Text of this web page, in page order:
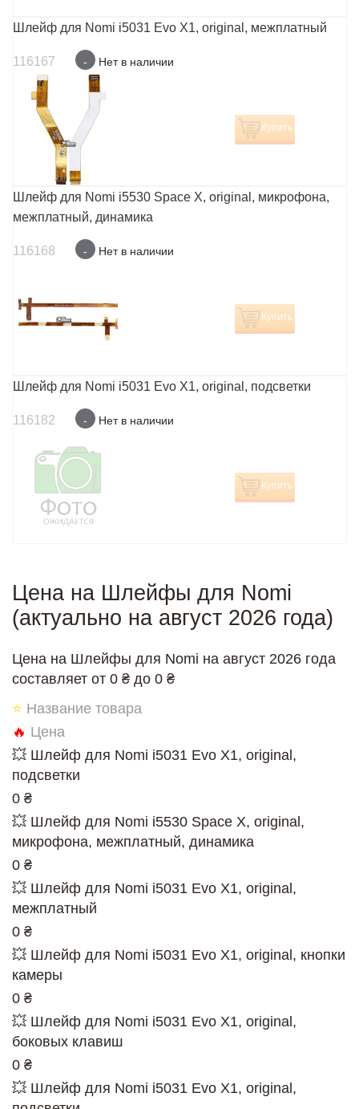
Шлейф для Nomi i5031 Evo X1, original, межплатный
116167 - Нет в наличии
Купить
Шлейф для Nomi i5530 Space X, original, микрофона,
межплатный, динамика
116168 - Нет в наличии
Купить
Шлейф для Nomi i5031 Evo X1, original, подсветки
116182 - Нет в наличии
Купить
Цена на Шлейфы для Nomi
(актуально на август 2026 года)
Цена на Шлейфы для Nomi на август 2026 года
составляет от 0 ₴ до 0 ₴
⭐ Название товара
🔥 Цена
💥 Шлейф для Nomi i5031 Evo X1, original,
подсветки
0 ₴
💥 Шлейф для Nomi i5530 Space X, original,
микрофона, межплатный, динамика
0 ₴
💥 Шлейф для Nomi i5031 Evo X1, original,
межплатный
0 ₴
💥 Шлейф для Nomi i5031 Evo X1, original, кнопки
камеры
0 ₴
💥 Шлейф для Nomi i5031 Evo X1, original,
боковых клавиш
0 ₴
💥 Шлейф для Nomi i5031 Evo X1, original,